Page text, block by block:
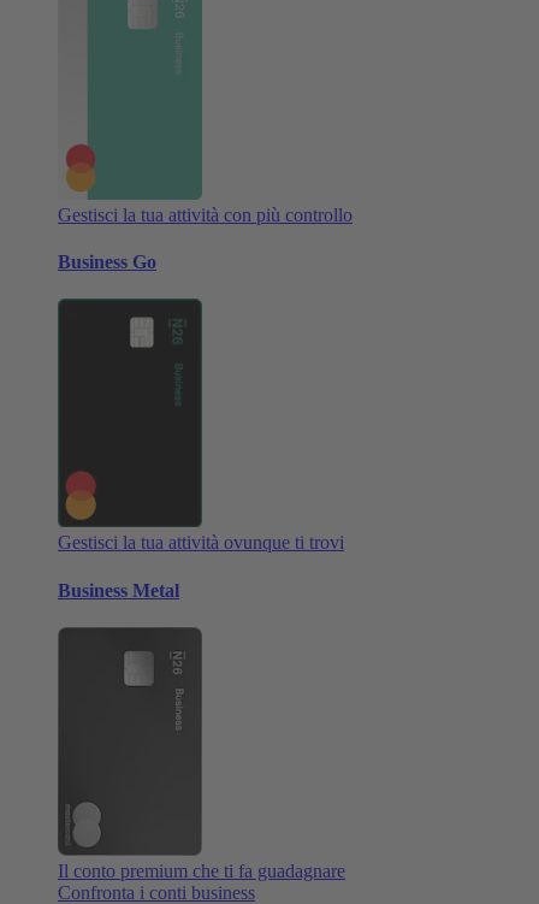
Gestisci la tua attività con più controllo
Business Go
Gestisci la tua attività ovunque ti trovi
Business Metal
Il conto premium che ti fa guadagnare
Confronta i conti business